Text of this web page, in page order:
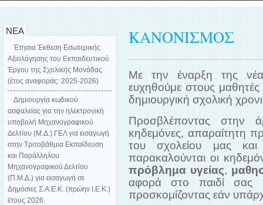
ΚΑΝΟΝΙΣΜΟΣ
Με την έναρξη της
ευχηθούμε στους μαθητές
δημιουργική σχολική
Προσβλέποντας στην
κηδεμόνες, απαραίτητη
του σχολείου μας
παρακαλούνται οι
πρόβλημα υγείας,
αφορά στο παιδί
προσκομίζοντας εάν
ΝΕΑ
Έτησια Έκθεση Εσωτερικής
Αξιολόγησης του Εκπαιδευτικού
Έργου της Σχολικής Μονάδας
(έτος αναφοράς: 2025-2026)
Δημιουργία κωδικού
ασφαλείας για την ηλεκτρονική
υποβολή Μηχανογραφικού
Δελτίου (Μ.Δ.) ΓΕΛ για εισαγωγή
στην Τριτοβάθμια Εκπαίδευση
και Παράλληλου
Μηχανογραφικού Δελτίου
(Π.Μ.Δ.) για εισαγωγή σε
Δημόσιες Σ.Α.Ε.Κ. (πρώην Ι.Ε.Κ.)
έτους 2026.